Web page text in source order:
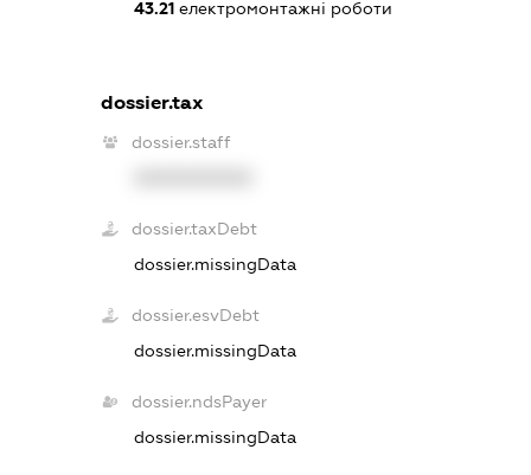
43.21електромонтажні роботи
dossier.tax
dossier.staff
dossier.taxDebt
dossier.missingData
dossier.esvDebt
dossier.missingData
dossier.ndsPayer
dossier.missingData